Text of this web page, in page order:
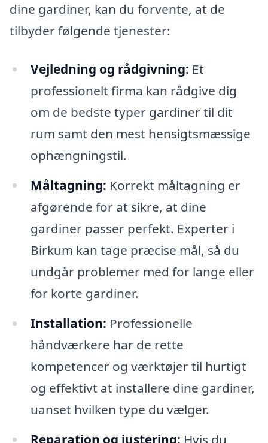
dine gardiner, kan du forvente, at de
tilbyder følgende tjenester:
Vejledning og rådgivning: Et
professionelt firma kan rådgive dig
om de bedste typer gardiner til dit
rum samt den mest hensigtsmæssige
ophængningstil.
Måltagning: Korrekt måltagning er
afgørende for at sikre, at dine
gardiner passer perfekt. Experter i
Birkum kan tage præcise mål, så du
undgår problemer med for lange eller
for korte gardiner.
Installation: Professionelle
håndværkere har de rette
kompetencer og værktøjer til hurtigt
og effektivt at installere dine gardiner,
uanset hvilken type du vælger.
Reparation og justering: Hvis du